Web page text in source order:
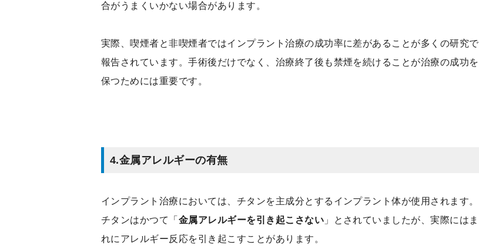
合がうまくいかない場合があります。
実際、喫煙者と非喫煙者ではインプラント治療の成功率に差があることが多くの研究で
報告されています。手術後だけでなく、治療終了後も禁煙を続けることが治療の成功を
保つためには重要です。
4.金属アレルギーの有無
インプラント治療においては、チタンを主成分とするインプラント体が使用されます。
チタンはかつて「 金属アレルギーを引き起こさない 」とされていましたが、実際にはま
れにアレルギー反応を引き起こすことがあります。